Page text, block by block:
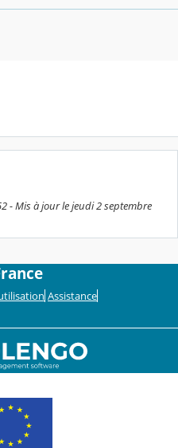
- Mis à jour le jeudi 2 septembre
Assistance